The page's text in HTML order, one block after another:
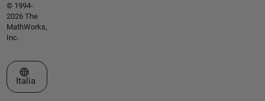
© 1994-
2026 The
MathWorks,
Inc.
Seleziona un sito web
Italia